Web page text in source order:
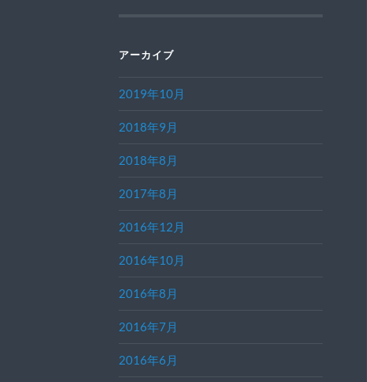
アーカイブ
2019年10月
2018年9月
2018年8月
2017年8月
2016年12月
2016年10月
2016年8月
2016年7月
2016年6月